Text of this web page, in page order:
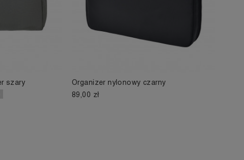
szary
Organizer nylonowy czarny
89,00 zł